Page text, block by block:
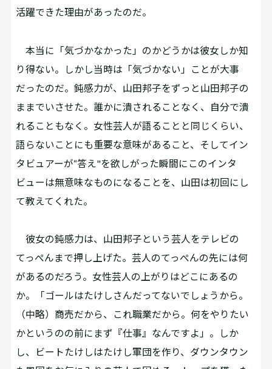
活躍できた理由があったのだ。
本当に「気づかなかった」のかどうかは彼女しか知
り得ない。しかし当時は「気づかない」ことが大事
だったのだ。鈍感力が、山田邦子をずっと山田邦子の
ままでいさせた。誰かに潰されることなく、自分で潰
れることもなく。女性芸人が語ることと同じくらい、
語らないことにも重要な意味があること、そしてイン
タビュアーが“答え"を欲しがった瞬間にこのインタ
ビューは無意味なものになることを、山田は初回にし
て教えてくれた。
彼女の鈍感力は、山田邦子という芸人をテレビの
てっぺんまで押し上げた。芸人のてっぺんの先には何
があるのだろう。女性芸人の上がりはどこにあるの
か。「ゴールはたけしさんだってないでしょうから。
（中略）商売だから、これ職業だから。何をやりたい
かというのの前にまず『仕事』なんですよ」。しか
し、ビートたけしはたけし軍団を作り、ダウンタウン